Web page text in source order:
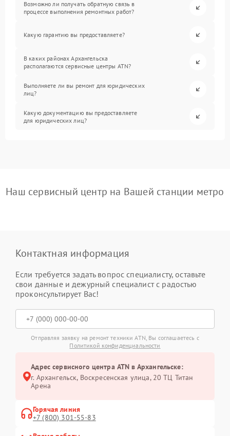
Возможно ли получать обратную связь в
процессе выполнения ремонтных работ?
Какую гарантию вы предоставляете?
В каких районах Архангельска
располагаются сервисные центры ATN?
Выполняете ли вы ремонт для юридических
лиц?
Какую документацию вы предоставляете
для юридических лиц?
Наш сервисный центр на Вашей станции метро
Контактная информация
Если требуется задать вопрос специалисту, оставьте
свои данные и дежурный специалист с радостью
проконсультирует Вас!
Отправляя заявку на ремонт техники ATN, Вы соглашаетесь с
Политикой конфиденциальности
Адрес сервисного центра ATN в Архангельске:
г. Архангельск, Воскресенская улица, 20 ТЦ Титан
Арена
Горячая линия
+7 (800) 301-55-83